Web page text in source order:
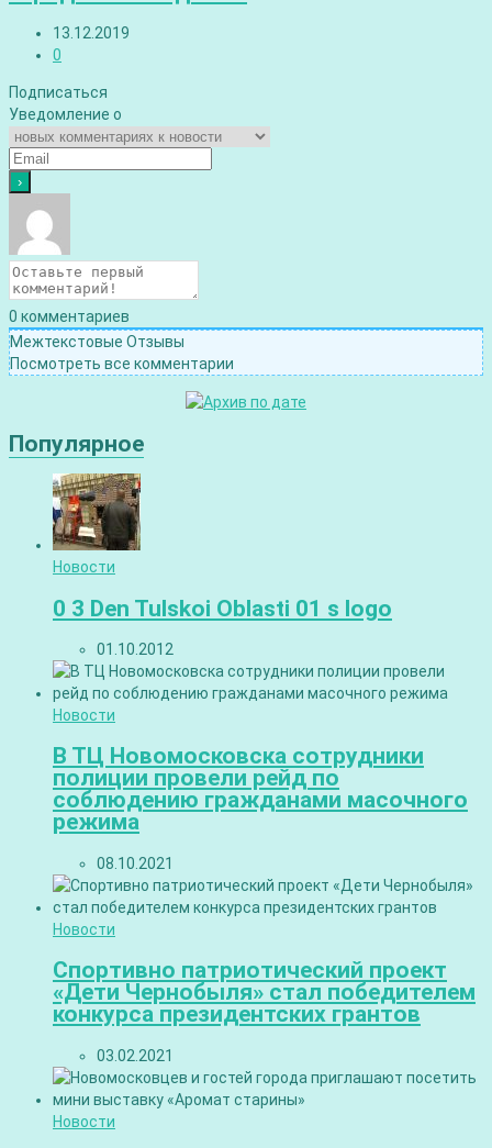
13.12.2019
0
Подписаться
Уведомление о
0 комментариев
Межтекстовые Отзывы
Посмотреть все комментарии
Популярное
Новости
0 3 Den Tulskoi Oblasti 01 s logo
01.10.2012
Новости
В ТЦ Новомосковска сотрудники
полиции провели рейд по
соблюдению гражданами масочного
режима
08.10.2021
Новости
Спортивно патриотический проект
«Дети Чернобыля» стал победителем
конкурса президентских грантов
03.02.2021
Новости